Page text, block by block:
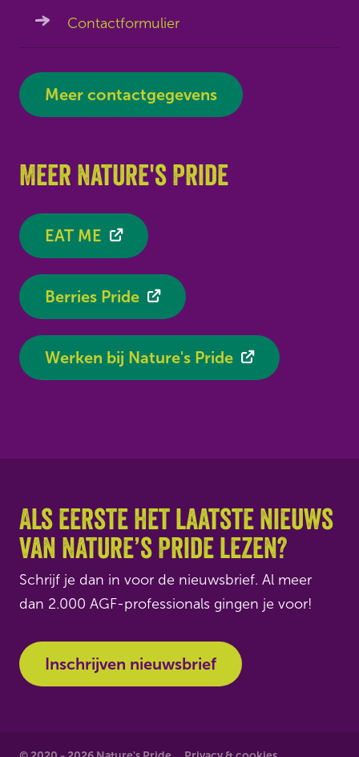
Contactformulier
Meer contactgegevens
Meer Nature's Pride
EAT ME
Berries Pride
Werken bij Nature's Pride
Als eerste het laatste nieuws
van Nature’s Pride lezen?
Schrijf je dan in voor de nieuwsbrief. Al meer
dan 2.000 AGF-professionals gingen je voor!
Inschrijven nieuwsbrief